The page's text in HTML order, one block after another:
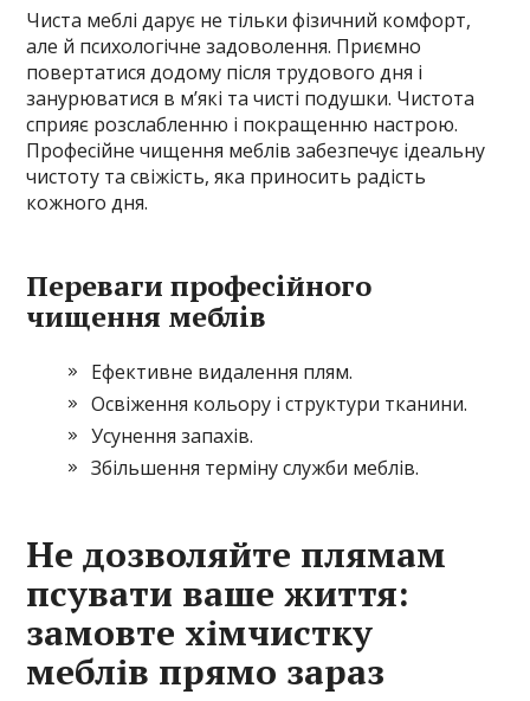
Чиста меблі дарує не тільки фізичний комфорт,
але й психологічне задоволення. Приємно
повертатися додому після трудового дня і
занурюватися в м’які та чисті подушки. Чистота
сприяє розслабленню і покращенню настрою.
Професійне чищення меблів забезпечує ідеальну
чистоту та свіжість, яка приносить радість
кожного дня.
Переваги професійного
чищення меблів
Ефективне видалення плям.
Освіження кольору і структури тканини.
Усунення запахів.
Збільшення терміну служби меблів.
Не дозволяйте плямам
псувати ваше життя:
замовте хімчистку
меблів прямо зараз